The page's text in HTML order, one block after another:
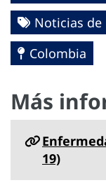
Noticias de
Colombia
Más
19)‎